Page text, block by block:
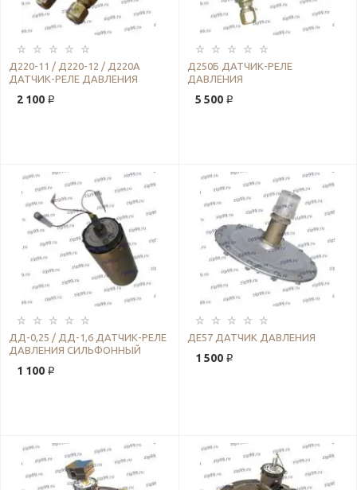
Д220-11 / Д220-12 / Д220А
ДАТЧИК-РЕЛЕ ДАВЛЕНИЯ
2 100 ₽
Д250Б ДАТЧИК-РЕЛЕ
ДАВЛЕНИЯ
5 500 ₽
ДД-0,25 / ДД-1,6 ДАТЧИК-РЕЛЕ
ДАВЛЕНИЯ СИЛЬФОННЫЙ
1 100 ₽
ДЕ57 ДАТЧИК ДАВЛЕНИЯ
1 500 ₽